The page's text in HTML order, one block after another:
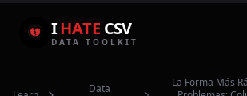
IHATE CSV
DATA TOOLKIT
Data
La Forma Más